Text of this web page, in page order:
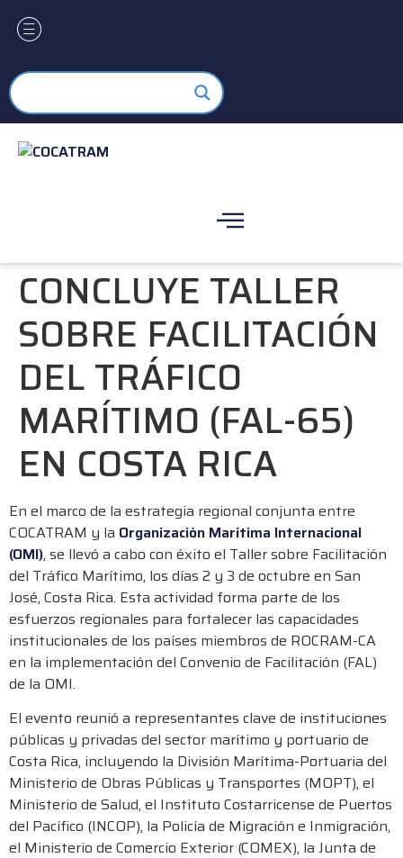
CONCLUYE TALLER
SOBRE FACILITACIÓN
DEL TRÁFICO
MARÍTIMO (FAL-65)
EN COSTA RICA
En el marco de la estrategia regional conjunta entre
COCATRAM y la Organización Marítima Internacional
(OMI), se llevó a cabo con éxito el Taller sobre Facilitación
del Tráfico Marítimo, los días 2 y 3 de octubre en San
José, Costa Rica. Esta actividad forma parte de los
esfuerzos regionales para fortalecer las capacidades
institucionales de los países miembros de ROCRAM-CA
en la implementación del Convenio de Facilitación (FAL)
de la OMI.
El evento reunió a representantes clave de instituciones
públicas y privadas del sector marítimo y portuario de
Costa Rica, incluyendo la División Marítima-Portuaria del
Ministerio de Obras Públicas y Transportes (MOPT), el
Ministerio de Salud, el Instituto Costarricense de Puertos
del Pacífico (INCOP), la Policía de Migración e Inmigración,
el Ministerio de Comercio Exterior (COMEX), la Junta de